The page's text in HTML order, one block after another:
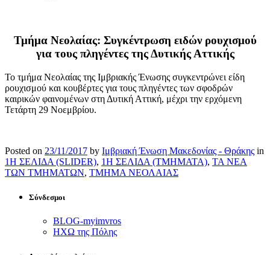
Τμήμα Νεολαίας: Συγκέντρωση ειδών ρουχισμού
για τους πληγέντες της Δυτικής Αττικής
Το τμήμα Νεολαίας της Ιμβριακής Ένωσης συγκεντρώνει είδη
ρουχισμού και κουβέρτες για τους πληγέντες των σφοδρών
καιρικών φαινομένων στη Δυτική Αττική, μέχρι την ερχόμενη
Τετάρτη 29 Νοεμβρίου.
Posted on 23/11/2017 by Ιμβριακή Ένωση Μακεδονίας - Θράκης in
1Η ΣΕΛΙΔΑ (SLIDER), 1Η ΣΕΛΙΔΑ (ΤΜΗΜΑΤΑ), ΤΑ ΝΕΑ
ΤΩΝ ΤΜΗΜΑΤΩΝ, ΤΜΗΜΑ ΝΕΟΛΑΙΑΣ
Σύνδεσμοι
BLOG-myimvros
ΗΧΩ της Πόλης